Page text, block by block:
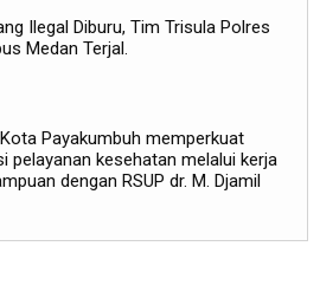
Ilegal Diburu, Tim Trisula Polres
Medan Terjal.
Payakumbuh memperkuat
pelayanan kesehatan melalui kerja
dengan RSUP dr. M. Djamil